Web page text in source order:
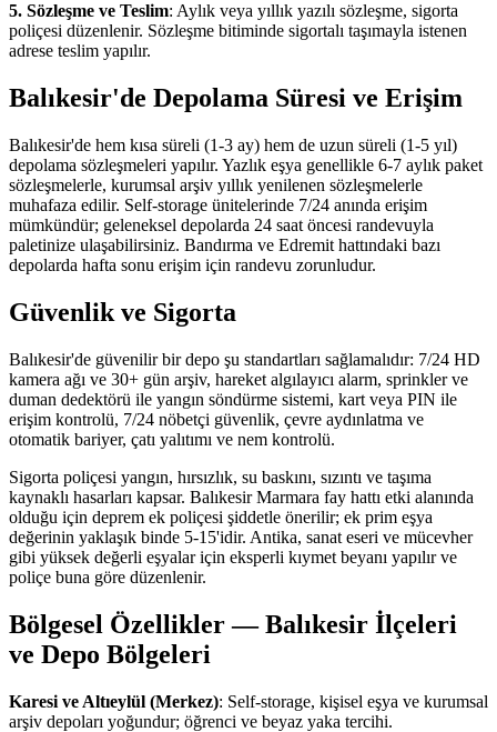
5. Sözleşme ve Teslim: Aylık veya yıllık yazılı sözleşme, sigorta
poliçesi düzenlenir. Sözleşme bitiminde sigortalı taşımayla istenen
adrese teslim yapılır.
Balıkesir'de Depolama Süresi ve Erişim
Balıkesir'de hem kısa süreli (1-3 ay) hem de uzun süreli (1-5 yıl)
depolama sözleşmeleri yapılır. Yazlık eşya genellikle 6-7 aylık paket
sözleşmelerle, kurumsal arşiv yıllık yenilenen sözleşmelerle
muhafaza edilir. Self-storage ünitelerinde 7/24 anında erişim
mümkündür; geleneksel depolarda 24 saat öncesi randevuyla
paletinize ulaşabilirsiniz. Bandırma ve Edremit hattındaki bazı
depolarda hafta sonu erişim için randevu zorunludur.
Güvenlik ve Sigorta
Balıkesir'de güvenilir bir depo şu standartları sağlamalıdır: 7/24 HD
kamera ağı ve 30+ gün arşiv, hareket algılayıcı alarm, sprinkler ve
duman dedektörü ile yangın söndürme sistemi, kart veya PIN ile
erişim kontrolü, 7/24 nöbetçi güvenlik, çevre aydınlatma ve
otomatik bariyer, çatı yalıtımı ve nem kontrolü.
Sigorta poliçesi yangın, hırsızlık, su baskını, sızıntı ve taşıma
kaynaklı hasarları kapsar. Balıkesir Marmara fay hattı etki alanında
olduğu için deprem ek poliçesi şiddetle önerilir; ek prim eşya
değerinin yaklaşık binde 5-15'idir. Antika, sanat eseri ve mücevher
gibi yüksek değerli eşyalar için eksperli kıymet beyanı yapılır ve
poliçe buna göre düzenlenir.
Bölgesel Özellikler — Balıkesir İlçeleri
ve Depo Bölgeleri
Karesi ve Altıeylül (Merkez): Self-storage, kişisel eşya ve kurumsal
arşiv depoları yoğundur; öğrenci ve beyaz yaka tercihi.